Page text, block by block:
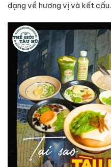
dạng về hương vị và kết cấu.